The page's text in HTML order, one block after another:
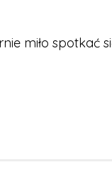
miło spotkać